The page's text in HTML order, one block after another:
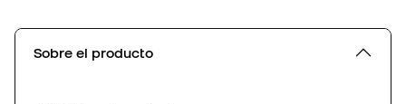
Sobre el producto